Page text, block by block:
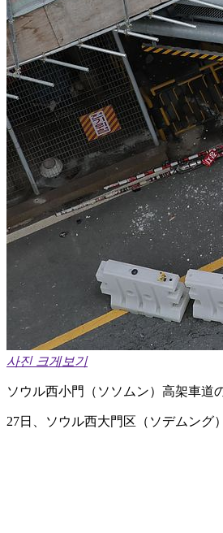
사진 크게보기
ソウル西小門（ソソムン）高架車道
27日、ソウル西大門区（ソデムング